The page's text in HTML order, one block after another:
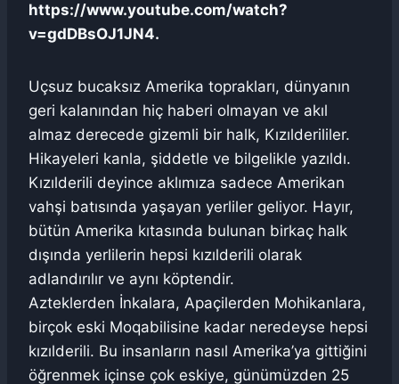
https://www.youtube.com/watch?
v=gdDBsOJ1JN4.
Uçsuz bucaksız Amerika toprakları, dünyanın
geri kalanından hiç haberi olmayan ve akıl
almaz derecede gizemli bir halk, Kızılderililer.
Hikayeleri kanla, şiddetle ve bilgelikle yazıldı.
Kızılderili deyince aklımıza sadece Amerikan
vahşi batısında yaşayan yerliler geliyor. Hayır,
bütün Amerika kıtasında bulunan birkaç halk
dışında yerlilerin hepsi kızılderili olarak
adlandırılır ve aynı köptendir.
Azteklerden İnkalara, Apaçilerden Mohikanlara,
birçok eski Moqabilisine kadar neredeyse hepsi
kızılderili. Bu insanların nasıl Amerika’ya gittiğini
öğrenmek içinse çok eskiye, günümüzden 25